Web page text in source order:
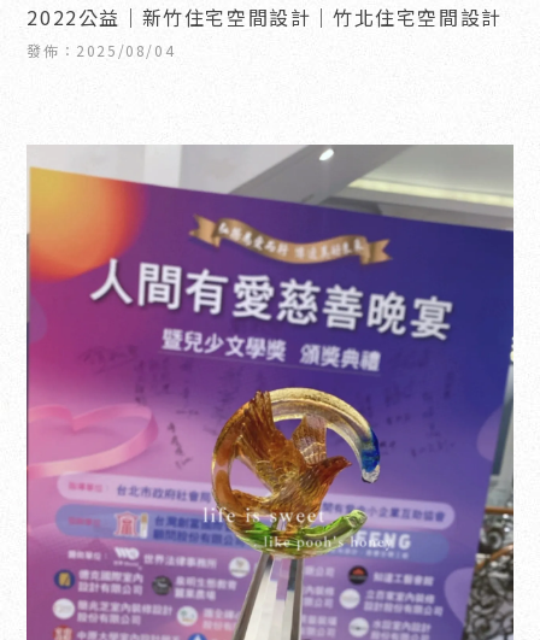
2022公益｜新竹住宅空間設計｜竹北住宅空間設計
發佈：2025/08/04